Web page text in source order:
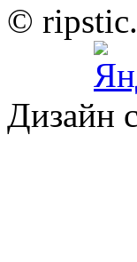
©
Дизайн